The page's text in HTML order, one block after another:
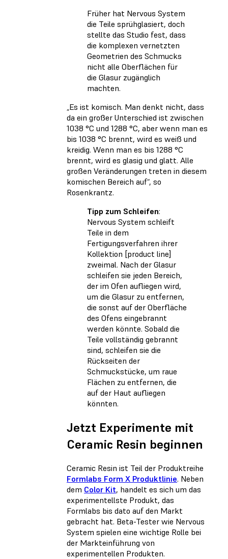
Früher hat Nervous System
die Teile sprühglasiert, doch
stellte das Studio fest, dass
die komplexen vernetzten
Geometrien des Schmucks
nicht alle Oberflächen für
die Glasur zugänglich
machten.
„Es ist komisch. Man denkt nicht, dass
da ein großer Unterschied ist zwischen
1038 °C und 1288 °C, aber wenn man es
bis 1038 °C brennt, wird es weiß und
kreidig. Wenn man es bis 1288 °C
brennt, wird es glasig und glatt. Alle
großen Veränderungen treten in diesem
komischen Bereich auf“, so
Rosenkrantz.
Tipp zum Schleifen:
Nervous System schleift
Teile in dem
Fertigungsverfahren ihrer
Kollektion [product line]
zweimal. Nach der Glasur
schleifen sie jeden Bereich,
der im Ofen aufliegen wird,
um die Glasur zu entfernen,
die sonst auf der Oberfläche
des Ofens eingebrannt
werden könnte. Sobald die
Teile vollständig gebrannt
sind, schleifen sie die
Rückseiten der
Schmuckstücke, um raue
Flächen zu entfernen, die
auf der Haut aufliegen
könnten.
Jetzt Experimente mit
Ceramic Resin beginnen
Ceramic Resin ist Teil der Produktreihe
Formlabs Form X Produktlinie. Neben
dem Color Kit, handelt es sich um das
experimentellste Produkt, das
Formlabs bis dato auf den Markt
gebracht hat. Beta-Tester wie Nervous
System spielen eine wichtige Rolle bei
der Markteinführung von
experimentellen Produkten.